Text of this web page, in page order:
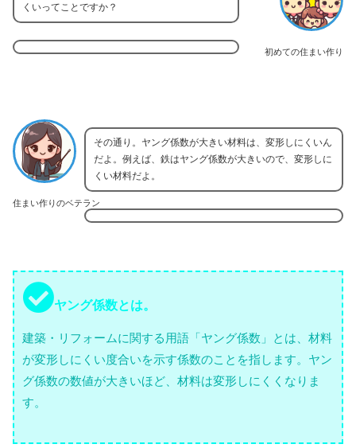
初めての住まい作り
くいってことですか？
住まい作りのベテラン
その通り。ヤング係数が大きい材料は、変形しにくいん
だよ。例えば、鉄はヤング係数が大きいので、変形しに
くい材料だよ。
ヤング係数とは。
建築・リフォームに関する用語「ヤング係数」とは、材料
が変形しにくい度合いを示す係数のことを指します。ヤン
グ係数の数値が大きいほど、材料は変形しにくくなりま
す。